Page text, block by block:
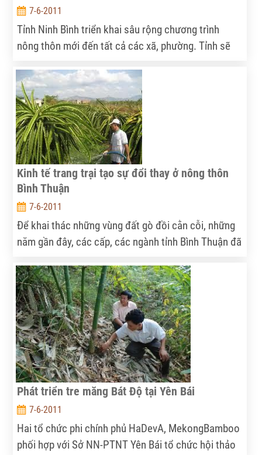
7-6-2011
Tỉnh Ninh Bình triển khai sâu rộng chương trình
nông thôn mới đến tất cả các xã, phường. Tỉnh sẽ
đoạn 2011 – 2015 ở 7 huyện, thị xã. Những xã được
chọn làm điểm thuộc nhiều diện như: xã nghèo, xã
trung bình, xã khá, miền núi, đồng bằng, miền biển và
bán sơn địa. Sau khi thực hiện sẽ tổng kết rút kinh
nghiệm để triển khai trên diện rộng.
Kinh tế trang trại tạo sự đổi thay ở nông thôn
Bình Thuận
7-6-2011
Để khai thác những vùng đất gò đồi cằn cỗi, những
năm gần đây, các cấp, các ngành tỉnh Bình Thuận đã
Từ đó ra đời nhiều mô hình trang trại kết hợp đạt
hiệu quả kinh tế cao, đánh dấu sự thay đổi nhanh
chóng của bộ mặt nông thôn nơi đây.
Phát triển tre măng Bát Độ tại Yên Bái
7-6-2011
Hai tổ chức phi chính phủ HaDevA, MekongBamboo
phối hợp với Sở NN-PTNT Yên Bái tổ chức hội thảo